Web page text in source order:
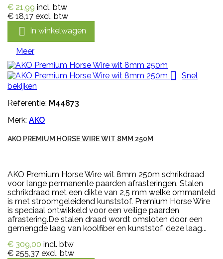
€ 21,99 incl. btw
€ 18,17 excl. btw
 In winkelwagen
Meer

Snel
bekijken
Referentie: M44873
Merk: AKO
AKO PREMIUM HORSE WIRE WIT 8MM 250M
AKO Premium Horse Wire wit 8mm 250m schrikdraad
voor lange permanente paarden afrasteringen. Stalen
schrikdraad met een dikte van 2,5 mm welke ommanteld
is met stroomgeleidend kunststof. Premium Horse Wire
is speciaal ontwikkeld voor een veilige paarden
afrastering.De stalen draad wordt omsloten door een
gemengde laag van koolfiber en kunststof, deze laag...
€ 309,00 incl. btw
€ 255,37 excl. btw